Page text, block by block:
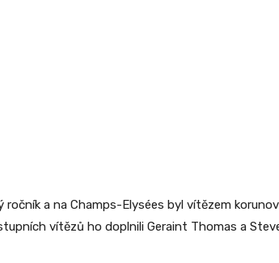
ročník a na Champs-Elysées byl vítězem
vítězů ho doplnili Geraint Thomas a